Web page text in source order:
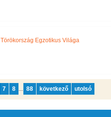
Törökország Egzotikus Világa
7 8 ... 88 következő utolsó